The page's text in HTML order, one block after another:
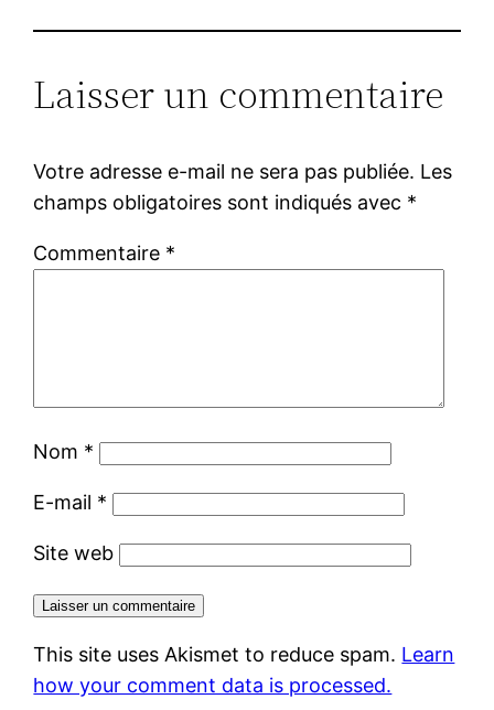
Laisser un commentaire
Votre adresse e-mail ne sera pas publiée. Les
champs obligatoires sont indiqués avec *
Commentaire *
Nom *
E-mail *
Site web
This site uses Akismet to reduce spam. Learn
how your comment data is processed.